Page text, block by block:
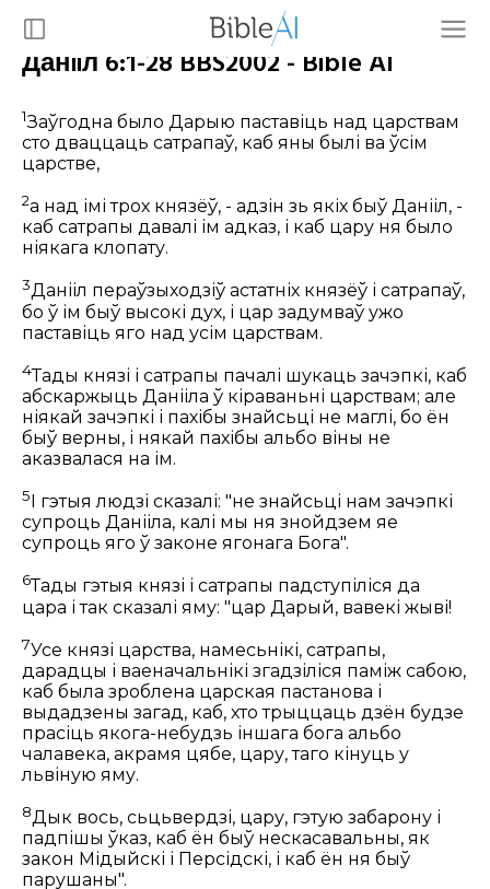
Данiiл 6:1-28 BBS2002 - Bible AI
1Заўгодна было Дарыю паставіць над царствам
сто дваццаць сатрапаў, каб яны былі ва ўсім
царстве,
2а над імі трох князёў, - адзін зь якіх быў Данііл, -
каб сатрапы давалі ім адказ, і каб цару ня было
ніякага клопату.
3Данііл пераўзыходзіў астатніх князёў і сатрапаў,
бо ў ім быў высокі дух, і цар задумваў ужо
паставіць яго над усім царствам.
4Тады князі і сатрапы пачалі шукаць зачэпкі, каб
абскаржыць Данііла ў кіраваньні царствам; але
ніякай зачэпкі і пахібы знайсьці не маглі, бо ён
быў верны, і някай пахібы альбо віны не
аказвалася на ім.
5
І гэтыя людзі сказалі: "не знайсьці нам зачэпкі
супроць Данііла, калі мы ня знойдзем яе
супроць яго ў законе ягонага Бога".
6Тады гэтыя князі і сатрапы падступіліся да
цара і так сказалі яму: "цар Дарый, вавекі жыві!
7Усе князі царства, намесьнікі, сатрапы,
дарадцы і ваеначальнікі згадзіліся паміж сабою,
каб была зроблена царская пастанова і
выдадзены загад, каб, хто трыццаць дзён будзе
прасіць якога-небудзь іншага бога альбо
чалавека, акрамя цябе, цару, таго кінуць у
львіную яму.
8Дык вось, сьцьвердзі, цару, гэтую забарону і
падпішы ўказ, каб ён быў нескасавальны, як
закон Мідыйскі і Персідскі, і каб ён ня быў
парушаны".